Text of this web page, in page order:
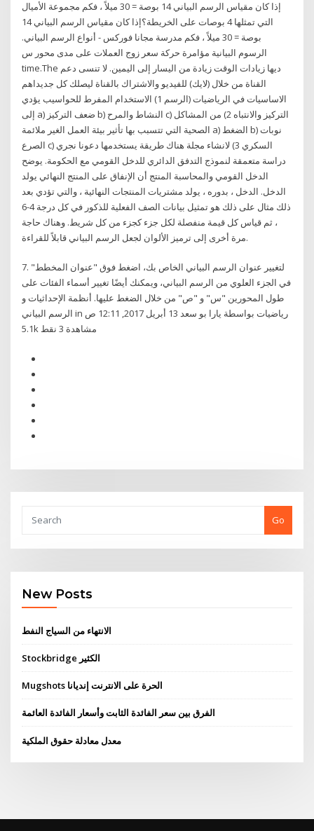
إذا كان مقياس الرسم البياني 14 بوصة = 30 ميلاً ، فكم مجموعة الأميال
التي تمثلها 4 بوصات على الخريطة؟إذا كان مقياس الرسم البياني 14
بوصة = 30 ميلاً ، فكم مدرسة مجانا فوركس - أنواع الرسم البياني.
الرسوم البيانية مؤامرة حركة سعر زوج العملات على مدى محور س
time.The ديها زيادات الوقت زيادة من اليسار إلى اليمين. لا تنسى دعم
القناة من خلال (لايك) للفيديو والاشتراك بالقناة ليصلك كل جديداهم
الاساسيات في الرياضيات (الرسم 1) الاستخدام المفرط للحواسيب يؤدي
إلى a) ضعف التركيز b) النشاط والمرح c) التركيز والانتباه 2) من المشاكل
الصحية التي تتسبب بها تأثير بيئة العمل الغير ملائمة a) الضغط b) نوبات
الصرع c) السكري 3) لانشاء مجلة هناك طريقة يستخدمها دعونا نجري
دراسة متعمقة لنموذج التدفق الدائري للدخل القومي مع الحكومة. يوضح
الدخل القومي والمحاسبة المنتج أن الإنفاق على المنتج النهائي يولد
الدخل. الدخل ، بدوره ، يولد مشتريات المنتجات النهائية ، والتي تؤدي بعد
ذلك مثال على ذلك هو تمثيل بيانات الصف الفعلية للذكور في كل درجة 4-6
، ثم قياس كل قيمة منفصلة لكل جزء كجزء من كل شريط. وهناك حاجة
مرة أخرى إلى ترميز الألوان لجعل الرسم البياني قابلاً للقراءة.
7. لتغيير عنوان الرسم البياني الخاص بك، اضغط فوق "عنوان المخطط"
في الجزء العلوي من الرسم البياني، ويمكنك أيضًا تغيير أسماء الفئات على
طول المحورين "س" و "ص" من خلال الضغط عليها. أنظمة الإحداثيات و
الرسم البياني in رياضيات بواسطة يارا بو سعد 13 أبريل 2017, 12:11 ص
5.1k مشاهدة 3 نقط
Go
New Posts
الانتهاء من السياج النفط
Stockbridge الكثير
Mugshots الحرة على الانترنت إنديانا
الفرق بين سعر الفائدة الثابت وأسعار الفائدة العائمة
معدل معادلة حقوق الملكية